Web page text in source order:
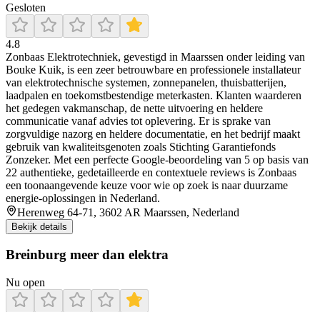
Gesloten
4.8
Zonbaas Elektrotechniek, gevestigd in Maarssen onder leiding van
Bouke Kuik, is een zeer betrouwbare en professionele installateur
van elektrotechnische systemen, zonnepanelen, thuisbatterijen,
laadpalen en toekomstbestendige meterkasten. Klanten waarderen
het gedegen vakmanschap, de nette uitvoering en heldere
communicatie vanaf advies tot oplevering. Er is sprake van
zorgvuldige nazorg en heldere documentatie, en het bedrijf maakt
gebruik van kwaliteitsgenoten zoals Stichting Garantiefonds
Zonzeker. Met een perfecte Google-beoordeling van 5 op basis van
22 authentieke, gedetailleerde en contextuele reviews is Zonbaas
een toonaangevende keuze voor wie op zoek is naar duurzame
energie-oplossingen in Nederland.
Herenweg 64-71, 3602 AR Maarssen, Nederland
Bekijk details
Breinburg meer dan elektra
Nu open